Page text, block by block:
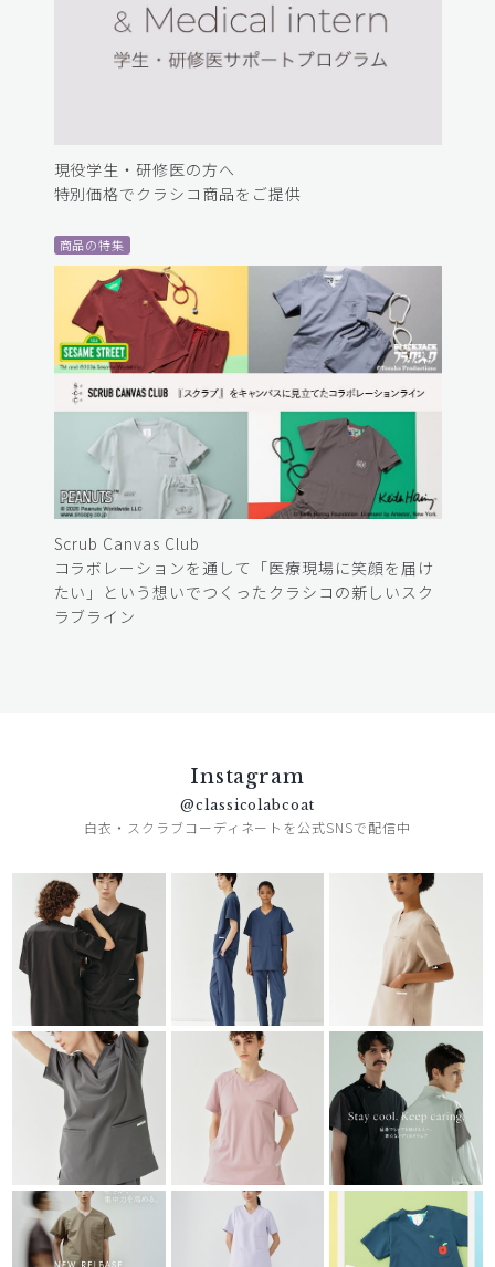
現役学生・研修医の方へ
特別価格でクラシコ商品をご提供
商品の特集
Scrub Canvas Club
コラボレーションを通して「医療現場に笑顔を届け
たい」という想いでつくったクラシコの新しいスク
ラブライン
Instagram
@classicolabcoat
白衣・スクラブコーディネートを公式SNSで配信中